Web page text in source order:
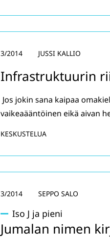
Infrastruktuurin
3/2014 JUSSI KALLIO
Jos jokin sana kaipaa
vaikeaääntöinen eikä aivan
KESKUSTELUA
Iso J ja pieni
Jumalan nimen
3/2014 SEPPO SALO